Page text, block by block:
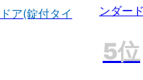
ア(錠付タイ